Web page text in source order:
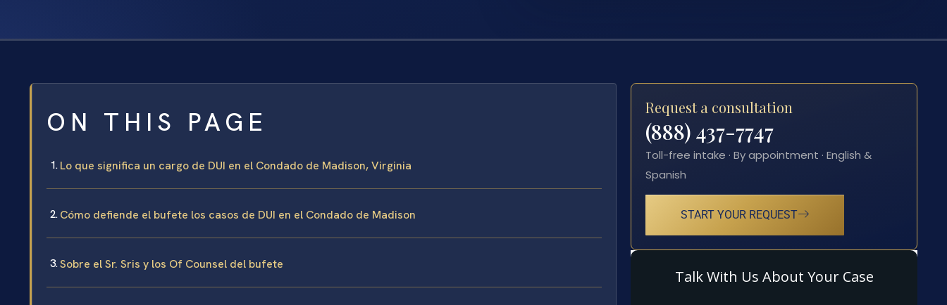
ON THIS PAGE
Lo que significa un cargo de DUI en el Condado de Madison, Virginia
Cómo defiende el bufete los casos de DUI en el Condado de Madison
Sobre el Sr. Sris y los Of Counsel del bufete
Request a consultation
(888) 437-7747
Toll-free intake · By appointment · English &
Spanish
START YOUR REQUEST